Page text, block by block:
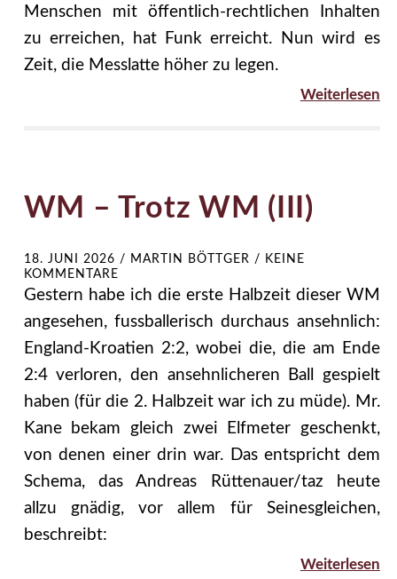
Menschen mit öffentlich-rechtlichen Inhalten
zu erreichen, hat Funk erreicht. Nun wird es
Zeit, die Messlatte höher zu legen.
Weiterlesen
WM – Trotz WM (III)
18. JUNI 2026 / MARTIN BÖTTGER / KEINE
KOMMENTARE
Gestern habe ich die erste Halbzeit dieser WM
angesehen, fussballerisch durchaus ansehnlich:
England-Kroatien 2:2, wobei die, die am Ende
2:4 verloren, den ansehnlicheren Ball gespielt
haben (für die 2. Halbzeit war ich zu müde). Mr.
Kane bekam gleich zwei Elfmeter geschenkt,
von denen einer drin war. Das entspricht dem
Schema, das Andreas Rüttenauer/taz heute
allzu gnädig, vor allem für Seinesgleichen,
beschreibt:
Weiterlesen